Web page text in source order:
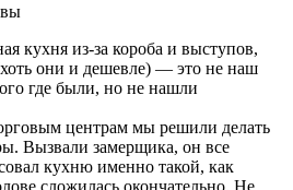
кухня из-за короба и выступов,
они и дешевле) — это не наш
где были, но не нашли
центрам мы решили делать
Вызвали замерщика, он все
кухню именно такой, как
сложилась окончательно. Не